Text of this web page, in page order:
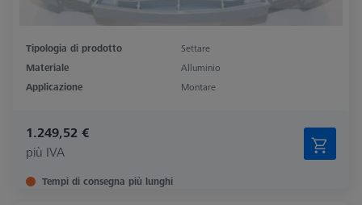
Tipologia di prodotto
Settare
Materiale
Alluminio
Applicazione
Montare
1.249,52 €
più IVA
Tempi di consegna più lunghi